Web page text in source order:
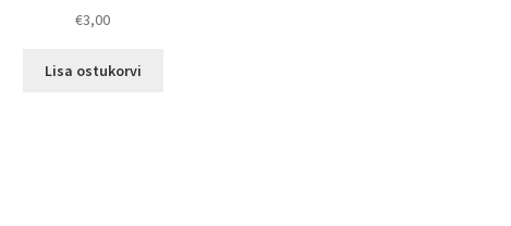
€3,00
Lisa ostukorvi